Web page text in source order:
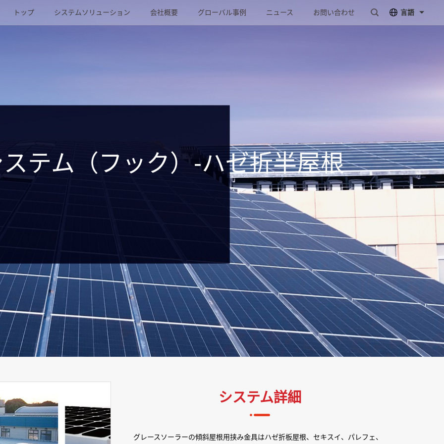
トップ システムソリューション 会社概要 グローバル事例 ニュース お問い合わせ 言語
テム（フック）-ハゼ折半屋根
システム詳細
グレースソーラーの傾斜屋根用挟み金具はハゼ折板屋根、セキスイ、パレフェ、